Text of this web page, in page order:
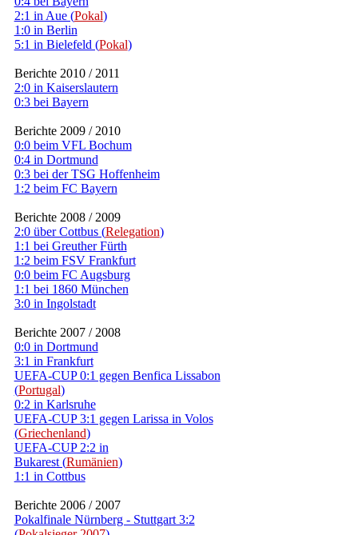
2:1 in Aue (Pokal)
1:0 in Berlin
5:1 in Bielefeld (Pokal)
Berichte 2010 / 2011
2:0 in Kaiserslautern
0:3 bei Bayern
Berichte 2009 / 2010
0:0 beim VFL Bochum
0:4 in Dortmund
0:3 bei der TSG Hoffenheim
1:2 beim FC Bayern
Berichte 2008 / 2009
2:0 über Cottbus (Relegation)
1:1 bei Greuther Fürth
1:2 beim FSV Frankfurt
0:0 beim FC Augsburg
1:1 bei 1860 München
3:0 in Ingolstadt
Berichte 2007 / 2008
0:0 in Dortmund
3:1 in Frankfurt
UEFA-CUP 0:1 gegen Benfica Lissabon
(Portugal)
0:2 in Karlsruhe
UEFA-CUP 3:1 gegen Larissa in Volos
(Griechenland)
UEFA-CUP 2:2 in
Bukarest (Rumänien)
1:1 in Cottbus
Berichte 2006 / 2007
Pokalfinale Nürnberg - Stuttgart 3:2